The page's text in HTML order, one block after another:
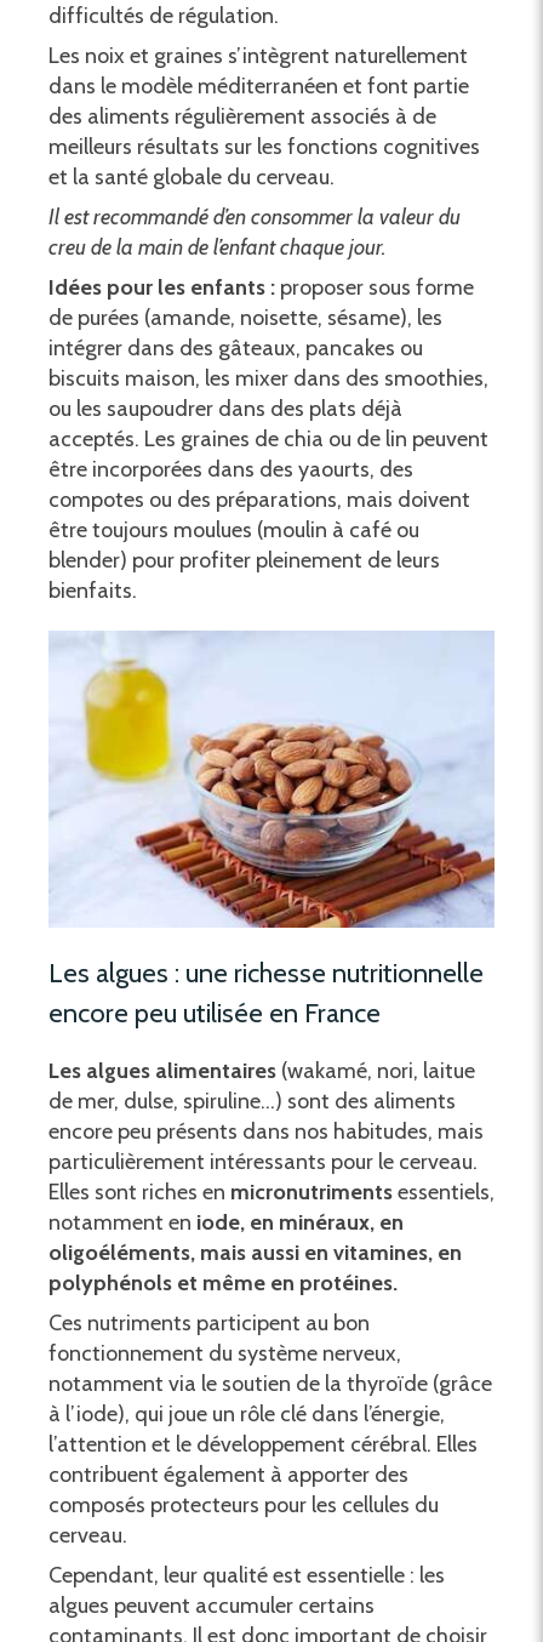
difficultés de régulation.
Les noix et graines s’intègrent naturellement
dans le modèle méditerranéen et font partie
des aliments régulièrement associés à de
meilleurs résultats sur les fonctions cognitives
et la santé globale du cerveau.
Il est recommandé d’en consommer la valeur du
creu de la main de l’enfant chaque jour.
Idées pour les enfants : proposer sous forme
de purées (amande, noisette, sésame), les
intégrer dans des gâteaux, pancakes ou
biscuits maison, les mixer dans des smoothies,
ou les saupoudrer dans des plats déjà
acceptés. Les graines de chia ou de lin peuvent
être incorporées dans des yaourts, des
compotes ou des préparations, mais doivent
être toujours moulues (moulin à café ou
blender) pour profiter pleinement de leurs
bienfaits.
Les algues : une richesse nutritionnelle
encore peu utilisée en France
Les algues alimentaires (wakamé, nori, laitue
de mer, dulse, spiruline…) sont des aliments
encore peu présents dans nos habitudes, mais
particulièrement intéressants pour le cerveau.
Elles sont riches en micronutrimentsessentiels,
notamment en iode, en minéraux, en
oligoéléments, mais aussi en vitamines, en
polyphénols et même en protéines.
Ces nutriments participent au bon
fonctionnement du système nerveux,
notamment via le soutien de la thyroïde (grâce
à l’iode), qui joue un rôle clé dans l’énergie,
l’attention et le développement cérébral. Elles
contribuent également à apporter des
composés protecteurs pour les cellules du
cerveau.
Cependant, leur qualité est essentielle : les
algues peuvent accumuler certains
contaminants. Il est donc important de choisir